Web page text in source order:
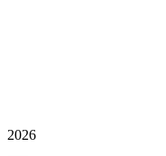
2026